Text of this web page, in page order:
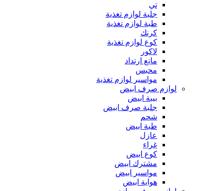
تي
جلبة لوازم تغذية
طبة لوازم تغذية
كرنك
كوع لوازم تغذية
لاكور
مانع ارتداد
محبس
مواسير لوازم تغذية
لوازم صرف ابيض
بيبة ابيض
جلبة صرف ابيض
شحم
طبة ابيض
عازل
غراء
كوع ابيض
مشترك ابيض
مواسير ابيض
هواية ابيض